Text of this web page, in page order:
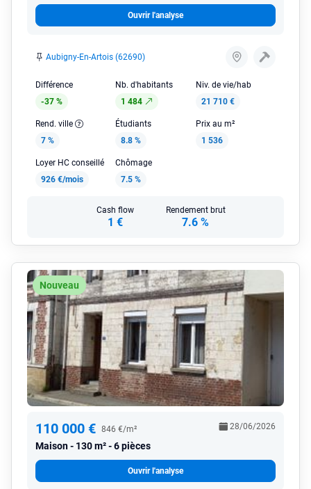
Ouvrir l'analyse
Aubigny-En-Artois (62690)
Différence
-37 %
Nb. d'habitants
1 484
Niv. de vie/hab
21 710 €
Rend. ville
7 %
Étudiants
8.8 %
Prix au m²
1 536
Loyer HC conseillé
926 €/mois
Chômage
7.5 %
Cash flow
1 €
Rendement brut
7.6 %
Nouveau
110 000 € 846 €/m²
Maison 130 m² - 6 pièces
28/06/2026
Ouvrir l'analyse